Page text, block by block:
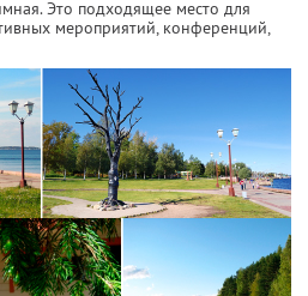
Это подходящее место для
мероприятий, конференций,